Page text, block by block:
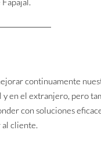
continuamente
y en el extranjero, pero
con soluciones
cliente.